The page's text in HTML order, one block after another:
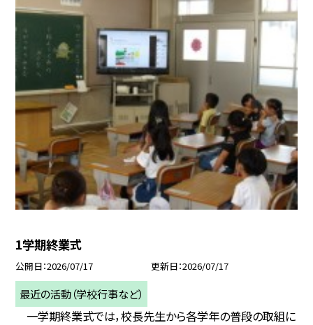
1学期終業式
公開日 2026/07/17 更新日 2026/07/17
最近の活動（学校行事など）
一学期終業式では，校長先生から各学年の普段の取組に